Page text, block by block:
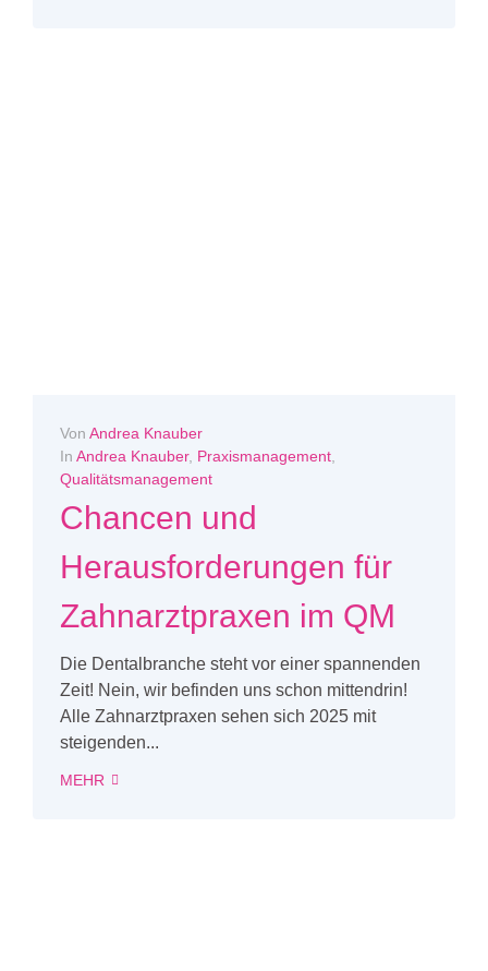
Von Andrea Knauber
In Andrea Knauber, Praxismanagement,
Qualitätsmanagement
Chancen und
Herausforderungen für
Zahnarztpraxen im QM
Die Dentalbranche steht vor einer spannenden
Zeit! Nein, wir befinden uns schon mittendrin!
Alle Zahnarztpraxen sehen sich 2025 mit
steigenden...
MEHR